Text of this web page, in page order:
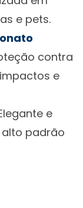
e pets.
contra
e
e
padrão